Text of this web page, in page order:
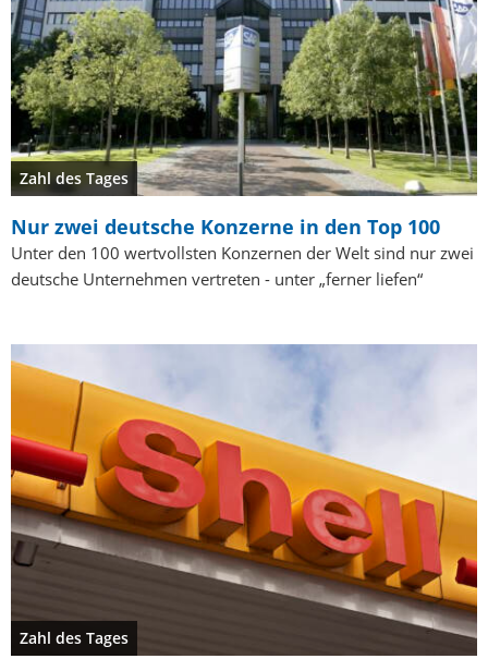
Zahl des Tages
Nur zwei deutsche Konzerne in den Top 100
Unter den 100 wertvollsten Konzernen der Welt sind nur zwei
deutsche Unternehmen vertreten - unter „ferner liefen“
Zahl des Tages